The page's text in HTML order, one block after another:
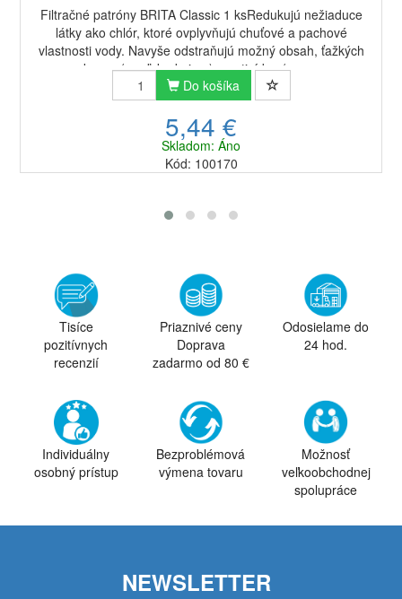
Filtračné patróny BRITA Classic 1 ksRedukujú nežiaduce
látky ako chlór, ktoré ovplyvňujú chuťové a pachové
vlastnosti vody. Navyše odstraňujú možný obsah, ťažkých
kovov (meď, kadmium), pesticídov (nap...
Do košíka
5,44 €
Skladom: Áno
Kód: 100170
Tisíce
pozitívnych
recenzií
Priaznivé ceny
Doprava
zadarmo od 80 €
Odosielame do
24 hod.
Individuálny
osobný prístup
Bezproblémová
výmena tovaru
Možnosť
veľkoobchodnej
spolupráce
NEWSLETTER